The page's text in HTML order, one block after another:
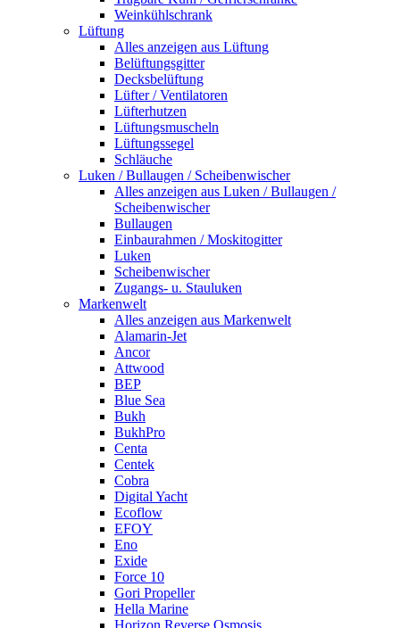
Weinkühlschrank
Lüftung
Alles anzeigen aus Lüftung
Belüftungsgitter
Decksbelüftung
Lüfter / Ventilatoren
Lüfterhutzen
Lüftungsmuscheln
Lüftungssegel
Schläuche
Luken / Bullaugen / Scheibenwischer
Alles anzeigen aus Luken / Bullaugen /
Scheibenwischer
Bullaugen
Einbaurahmen / Moskitogitter
Luken
Scheibenwischer
Zugangs- u. Stauluken
Markenwelt
Alles anzeigen aus Markenwelt
Alamarin-Jet
Ancor
Attwood
BEP
Blue Sea
Bukh
BukhPro
Centa
Centek
Cobra
Digital Yacht
Ecoflow
EFOY
Eno
Exide
Force 10
Gori Propeller
Hella Marine
Horizon Reverse Osmosis